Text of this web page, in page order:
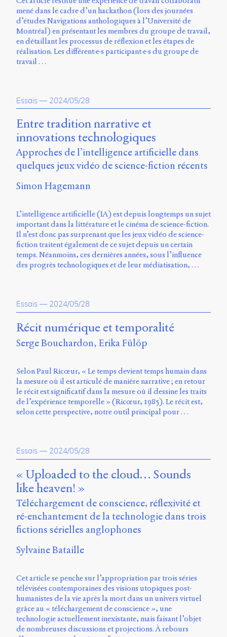
mené dans le cadre d’un hackathon (lors des journées
d’études Navigations anthologiques à l’Université de
Montréal) en présentant les membres du groupe de travail,
en détaillant les processus de réflexion et les étapes de
réalisation. Les différent·e·s participant·e·s du groupe de
travail …
Essais — 2024/05/28
Entre tradition narrative et
innovations technologiques
Approches de l’intelligence artificielle dans
quelques jeux vidéo de science-fiction récents
Simon Hagemann
L’intelligence artificielle (IA) est depuis longtemps un sujet
important dans la littérature et le cinéma de science-fiction.
Il n’est donc pas surprenant que les jeux vidéo de science-
fiction traitent également de ce sujet depuis un certain
temps. Néanmoins, ces dernières années, sous l’influence
des progrès technologiques et de leur médiatisation, …
Essais — 2024/05/28
Récit numérique et temporalité
Serge Bouchardon Erika Fülöp
Selon Paul Ricœur, « Le temps devient temps humain dans
la mesure où il est articulé de manière narrative ; en retour
le récit est significatif dans la mesure où il dessine les traits
de l’expérience temporelle » (Ricœur, 1985). Le récit est,
selon cette perspective, notre outil principal pour …
Essais — 2024/05/28
« Uploaded to the cloud… Sounds
like heaven! »
Téléchargement de conscience, réflexivité et
ré-enchantement de la technologie dans trois
fictions sérielles anglophones
Sylvaine Bataille
Cet article se penche sur l’appropriation par trois séries
télévisées contemporaines des visions utopiques post-
humanistes de la vie après la mort dans un univers virtuel
grâce au « téléchargement de conscience », une
technologie actuellement inexistante, mais faisant l’objet
de nombreuses discussions et projections. À rebours